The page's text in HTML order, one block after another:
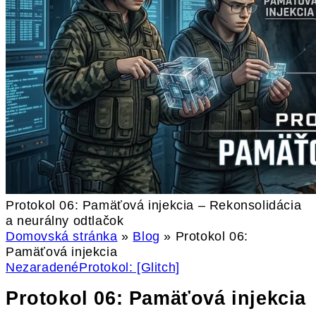
Protokol 06: Pamäťová injekcia – Rekonsolidácia
a neurálny odtlačok
Domovská stránka » Blog » Protokol 06:
Pamäťová injekcia
NezaradenéProtokol: [Glitch]
Protokol 06: Pamäťová injekcia